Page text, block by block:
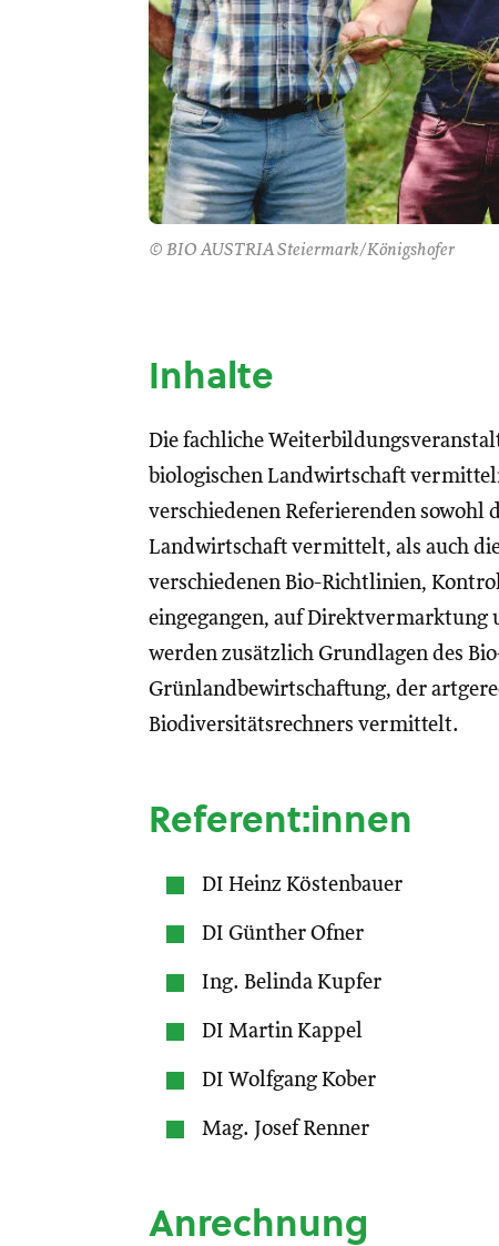
© BIO AUSTRIA Steiermark/Königshofer
Inhalte
Die fachliche
biologischen Landwirtschaft
verschiedenen Referierenden sowohl
Landwirtschaft vermittelt, als auch
verschiedenen Bio-Richtlinien,
eingegangen, auf
werden zusätzlich Grundlagen des
Grünlandbewirtschaftung, der
Biodiversitätsrechners vermittelt.
Referent:innen
DI Heinz Köstenbauer
DI Günther Ofner
Ing. Belinda Kupfer
DI Martin Kappel
DI Wolfgang Kober
Mag. Josef Renner
Anrechnung